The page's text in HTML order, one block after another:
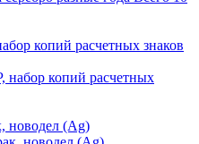
копий расчетных знаков
новодел (Ag)